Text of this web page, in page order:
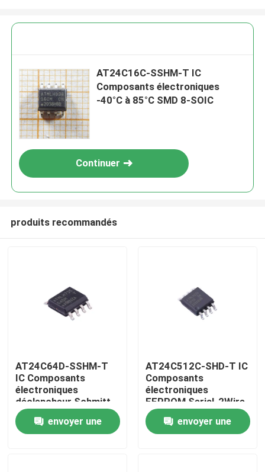
Maison
Produits
AT24C16C-SSHM-T IC
Composants électroniques
-40°C à 85°C SMD 8-SOIC
Continuer
produits recommandés
AT24C64D-SSHM-T
IC Composants
électroniques
déclencheur Schmitt,
entrées filtrées pour
suppression du bruit
envoyer une
AT24C512C-SHD-T IC
Composants
électroniques
EEPROM Serial-2Wire
512K-bit 64K x 8
3.3V/5V 8-Pin SOIC
EIAJ T/R
envoyer une